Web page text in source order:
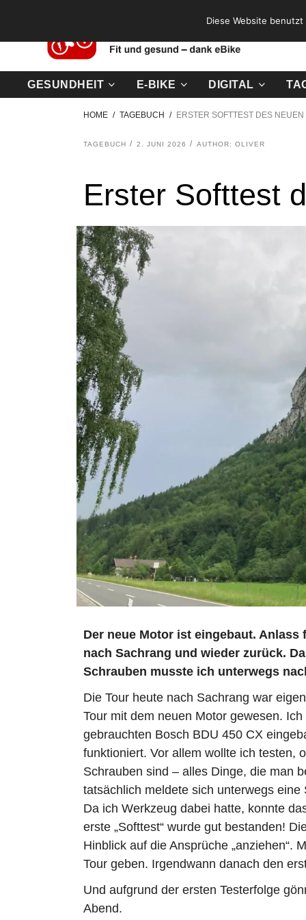
GESUNDHEIT E-BIKE DIGITAL
HOME TAGEBUCH ERSTER SOFTTEST DES NEUEN
TAGEBUCH 2. JUNI 2026 AUTHOR: OLIVER
Erster Softtest
Der neue Motor ist eingebaut.
nach Sachrang und wieder zurück.
Schrauben musste ich unterwegs
Die Tour heute nach Sachrang war
Tour mit dem neuen Motor gewesen.
gebrauchten Bosch BDU 450 CX
funktioniert. Vor allem wollte ich testen,
Schrauben sind – alles Dinge, die man
tatsächlich meldete sich unterwegs
Da ich Werkzeug dabei hatte, konnte
erste „Softtest“ wurde gut bestanden!
Hinblick auf die Ansprüche „anziehen“.
Tour geben. Irgendwann danach den
Und aufgrund der ersten Testerfolge
Abend.
Diese Website